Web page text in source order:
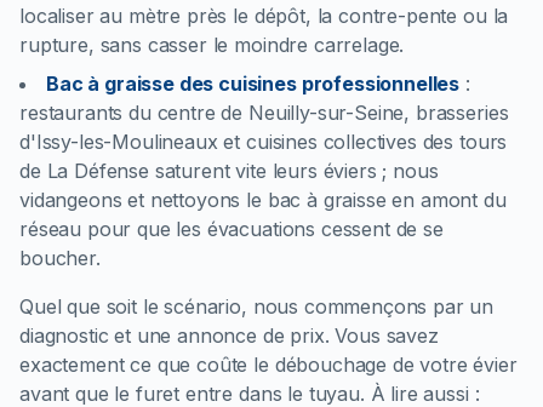
localiser au mètre près le dépôt, la contre-pente ou la
rupture, sans casser le moindre carrelage.
Bac à graisse des cuisines professionnelles :
restaurants du centre de Neuilly-sur-Seine, brasseries
d'Issy-les-Moulineaux et cuisines collectives des tours
de La Défense saturent vite leurs éviers ; nous
vidangeons et nettoyons le bac à graisse en amont du
réseau pour que les évacuations cessent de se
boucher.
Quel que soit le scénario, nous commençons par un
diagnostic et une annonce de prix. Vous savez
exactement ce que coûte le débouchage de votre évier
avant que le furet entre dans le tuyau. À lire aussi :